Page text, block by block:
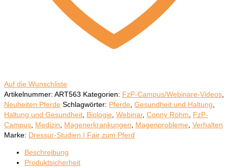
Auf die Wunschliste
Artikelnummer: ART563 Kategorien: FzP-Campus/Webinare-Videos,
Neuheiten Pferde Schlagwörter: Pferde, Gesundheit und Haltung,
Haltung und Gesundheit, Biologie, Webinar, Conny Röhm, FzP-
Campus, Medizin, Magenerkrankungen, Magenprobleme, Verhalten
Marke: Dressur-Studien | Fair zum Pferd
Beschreibung
Produktsicherheit